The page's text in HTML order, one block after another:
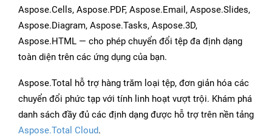
Aspose.Cells, Aspose.PDF, Aspose.Email, Aspose.Slides,
Aspose.Diagram, Aspose.Tasks, Aspose.3D,
Aspose.HTML — cho phép chuyển đổi tệp đa định dạng
toàn diện trên các ứng dụng của bạn.
Aspose.Total hỗ trợ hàng trăm loại tệp, đơn giản hóa các
chuyển đổi phức tạp với tính linh hoạt vượt trội. Khám phá
danh sách đầy đủ các định dạng được hỗ trợ trên nền tảng
Aspose.Total Cloud.